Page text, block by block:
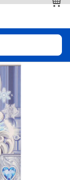
查看全部